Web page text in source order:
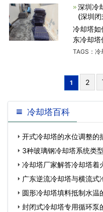
失效形式
深圳冷
(深圳
冷却塔如
东冷却塔
下保养
TAGS： 冷
1 2
冷却塔百科
开式冷却塔的水位调整的
理)…
3种玻璃钢冷却塔系统类
塔…冷却塔厂家解答冷却塔着
理方法)…
广东逆流冷却塔与横流
圆形冷却塔填料抵制水温
形冷却塔图片…
封闭式冷却塔专用循环